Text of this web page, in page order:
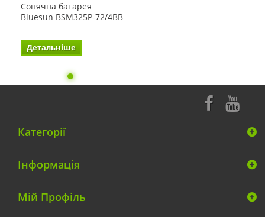
Сонячна батарея
Bluesun BSM325Р-72/4BB
Детальніше
Категорії
Інформація
Мій Профіль